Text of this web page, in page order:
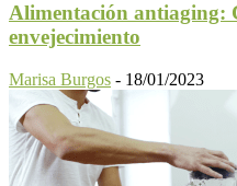
Alimentación antiaging:
envejecimiento
Marisa Burgos - 18/01/2023